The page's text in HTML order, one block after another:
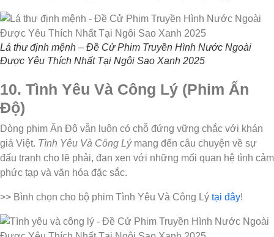
Lá thư định mệnh – Đề Cử Phim Truyền Hình Nước Ngoài
Được Yêu Thích Nhất Tại Ngôi Sao Xanh 2025
10. Tình Yêu Và Công Lý (Phim Ấn
Độ)
Dòng phim Ấn Độ vẫn luôn có chỗ đứng vững chắc với khán
giả Việt. Tình Yêu Và Công Lýmang đến câu chuyện về sự
đấu tranh cho lẽ phải, đan xen với những mối quan hệ tình cảm
phức tạp và văn hóa đặc sắc.
>> Bình chọn cho bộ phim Tình Yêu Và Công Lý tại đây!